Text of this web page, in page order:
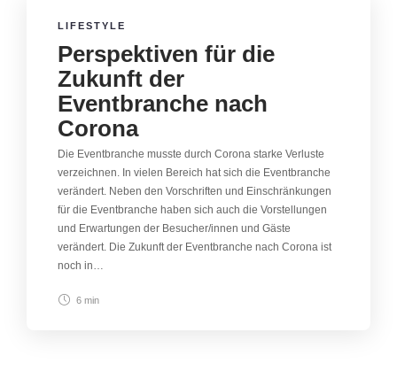
LIFESTYLE
Perspektiven für die
Zukunft der
Eventbranche nach
Corona
Die Eventbranche musste durch Corona starke Verluste
verzeichnen. In vielen Bereich hat sich die Eventbranche
verändert. Neben den Vorschriften und Einschränkungen
für die Eventbranche haben sich auch die Vorstellungen
und Erwartungen der Besucher/innen und Gäste
verändert. Die Zukunft der Eventbranche nach Corona ist
noch in…
6 min